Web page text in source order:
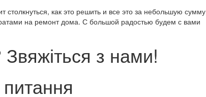
столкнуться, как это решить и все это за небольшую
на ремонт дома. С большой радостью будем с вами
з нами!